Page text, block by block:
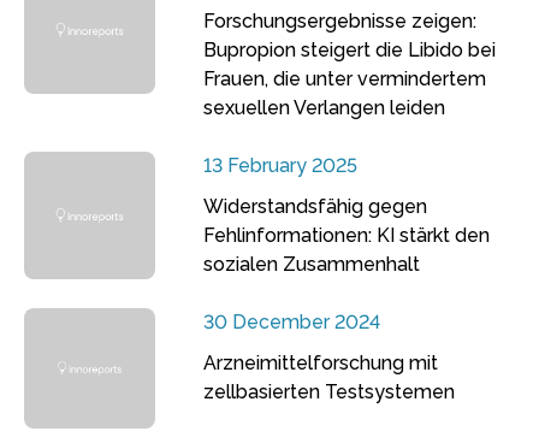
Forschungsergebnisse zeigen:
Bupropion steigert die Libido bei
Frauen, die unter vermindertem
sexuellen Verlangen leiden
13 February 2025
Widerstandsfähig gegen
Fehlinformationen: KI stärkt den
sozialen Zusammenhalt
30 December 2024
Arzneimittelforschung mit
zellbasierten Testsystemen